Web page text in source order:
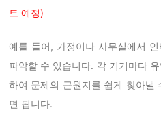
트 예정)
예를 들어, 가정이나 사무실에서
파악할 수 있습니다. 각 기기마다
하여 문제의 근원지를 쉽게 찾아낼
면 됩니다.